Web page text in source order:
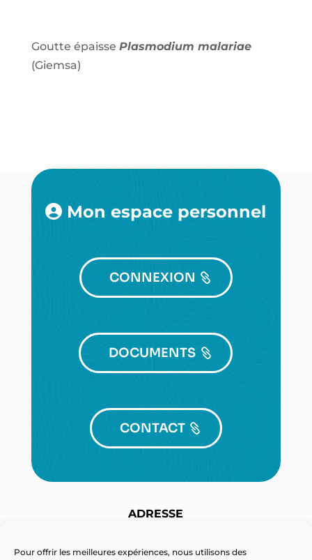
Pour offrir les meilleures expériences, nous utilisons des
Plasmodium
malariae
Goutte épaisse Plasmodium malariae
(Giemsa)
Mon espace personnel
CONNEXION
DOCUMENTS
CONTACT
ADRESSE
3 route de l’aviation – BP 60070